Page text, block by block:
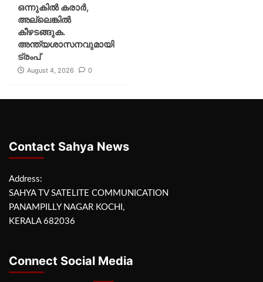
ഒന്നുകില്‍ കരാര്‍,
അല്ലെങ്കില്‍
കീഴടങ്ങുക.
അന്ത്യശാസനവുമായി
ട്രംപ്
August 4, 2026 0
Contact Sahya News
Address:
SAHYA TV SATELITE COMMUNICATION
PANAMPILLY NAGAR KOCHI,
KERALA 682036
Connect Social Media